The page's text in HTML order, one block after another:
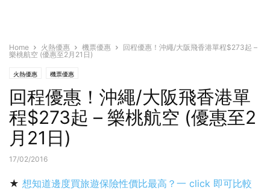
Home 火熱優惠 機票優惠
回程優惠！沖繩/大阪飛香港單程$273起 –
樂桃航空 (優惠至2月21日)
火熱優惠 機票優惠
回程優惠！沖繩/大阪飛香港單
程$273起 – 樂桃航空 (優惠至2
月21日)
17/02/2016
★ 想知道邊度買旅遊保險性價比最高？一 click 即可比較